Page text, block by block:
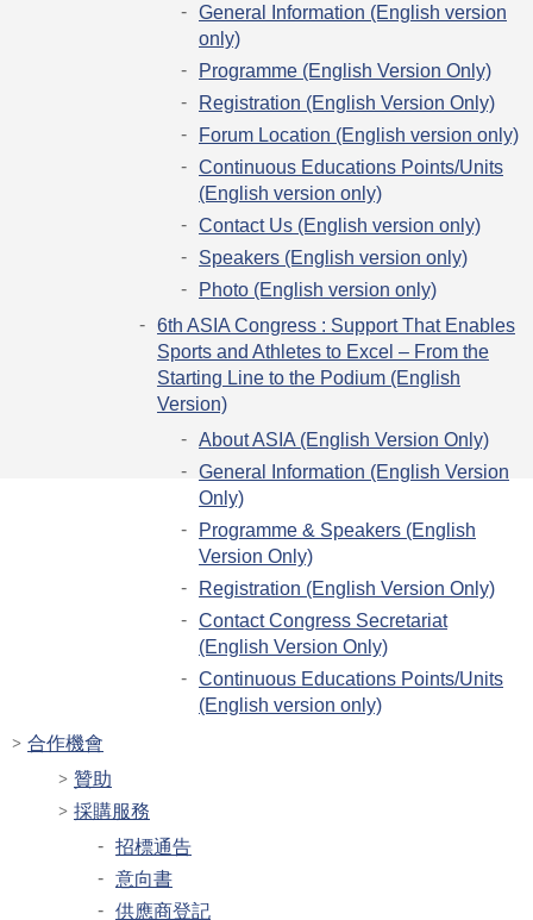
General Information (English version
only)
Programme (English Version Only)
Registration (English Version Only)
Forum Location (English version only)
Continuous Educations Points/Units
(English version only)
Contact Us (English version only)
Speakers (English version only)
Photo (English version only)
6th ASIA Congress : Support That Enables
Sports and Athletes to Excel – From the
Starting Line to the Podium (English
Version)
About ASIA (English Version Only)
General Information (English Version
Only)
Programme & Speakers (English
Version Only)
Registration (English Version Only)
Contact Congress Secretariat
(English Version Only)
Continuous Educations Points/Units
(English version only)
合作機會
贊助
採購服務
招標通告
意向書
供應商登記